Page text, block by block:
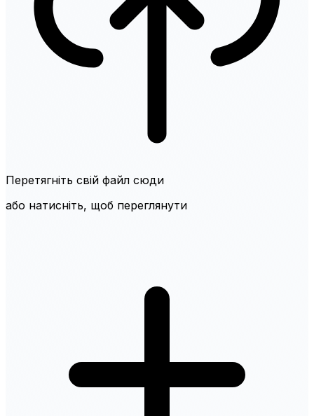
Перетягніть свій файл сюди
або натисніть, щоб переглянути